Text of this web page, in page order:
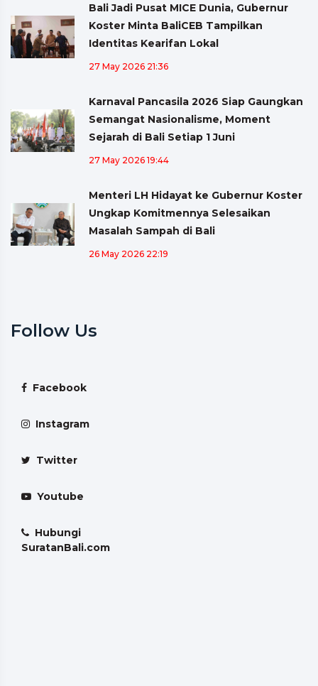
Bali Jadi Pusat MICE Dunia, Gubernur
Koster Minta BaliCEB Tampilkan
Identitas Kearifan Lokal
27 May 2026 21:36
Karnaval Pancasila 2026 Siap Gaungkan
Semangat Nasionalisme, Moment
Sejarah di Bali Setiap 1 Juni
27 May 2026 19:44
Menteri LH Hidayat ke Gubernur Koster
Ungkap Komitmennya Selesaikan
Masalah Sampah di Bali
26 May 2026 22:19
Follow Us
Facebook
Instagram
Twitter
Youtube
Hubungi
SuratanBali.com